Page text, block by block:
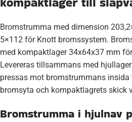
Bromstrumma med dimension
5×112 för Knott bromssystem.
med kompaktlager 34x64x37 mm
Levereras tillsammans med
pressas mot bromstrummans
bromsyta och kompaktlagrets skick
Bromstrumma i hjulnav